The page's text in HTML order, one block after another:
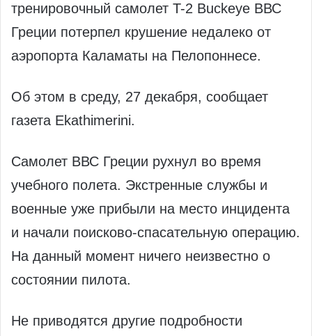
тренировочный самолет T-2 Buckeye ВВС
Греции потерпел крушение недалеко от
аэропорта Каламаты на Пелопоннесе.
Об этом в среду, 27 декабря, сообщает
газета Ekathimerini.
Самолет ВВС Греции рухнул во время
учебного полета. Экстренные службы и
военные уже прибыли на место инцидента
и начали поисково-спасательную операцию.
На данный момент ничего неизвестно о
состоянии пилота.
Не приводятся другие подробности